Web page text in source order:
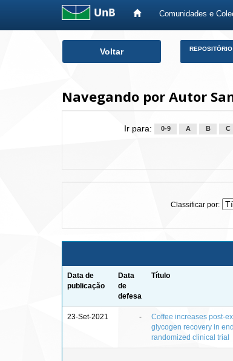
Comunidades e
Voltar
Navegando por Autor
Ir para: 0-9 A B C
Classificar por:
Data de
publicação
Data
de
defesa
Título
23-Set-2021 -
Coffee increases post-
glycogen recovery in
randomized clinical trial